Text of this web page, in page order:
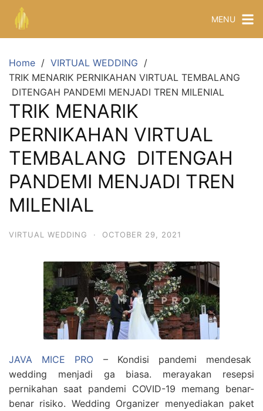
MENU
Home
VIRTUAL WEDDING
TRIK MENARIK PERNIKAHAN VIRTUAL TEMBALANG
DITENGAH PANDEMI MENJADI TREN MILENIAL
TRIK MENARIK
PERNIKAHAN VIRTUAL
TEMBALANG DITENGAH
PANDEMI MENJADI TREN
MILENIAL
VIRTUAL WEDDING · OCTOBER 29, 2021
JAVA MICE PRO – Kondisi pandemi mendesak
wedding menjadi ga biasa. merayakan resepsi
pernikahan saat pandemi COVID-19 memang benar-
benar risiko. Wedding Organizer menyediakan paket